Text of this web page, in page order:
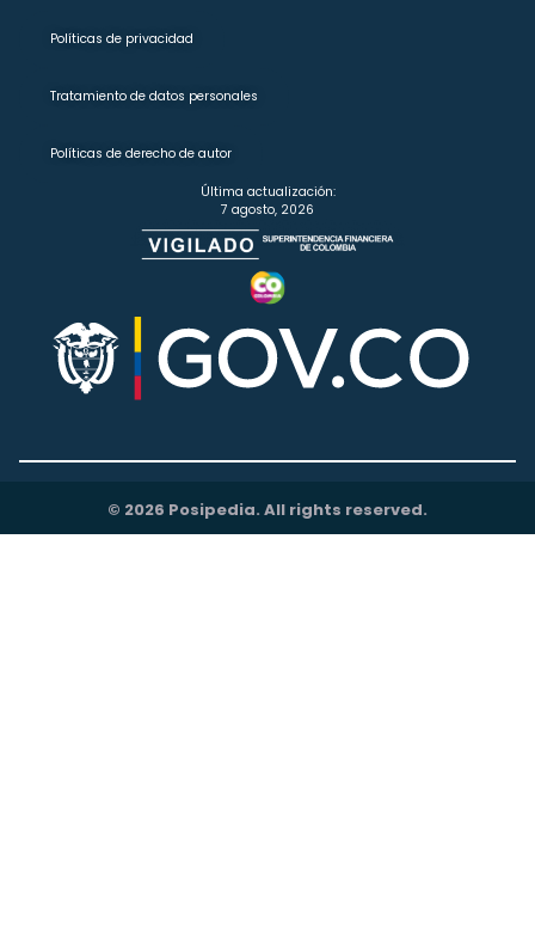
Políticas de privacidad
Tratamiento de datos personales
Políticas de derecho de autor
Última actualización:
7 agosto, 2026
© 2026 Posipedia. All rights reserved.